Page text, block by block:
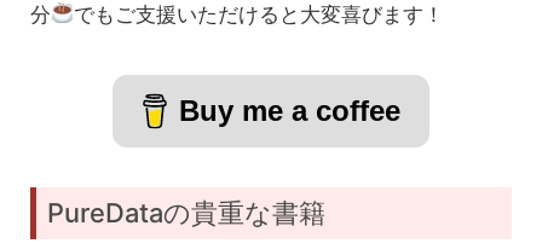
分
でもご支援いただけると大変喜びます！
Buy me a coffee
PureDataの貴重な書籍